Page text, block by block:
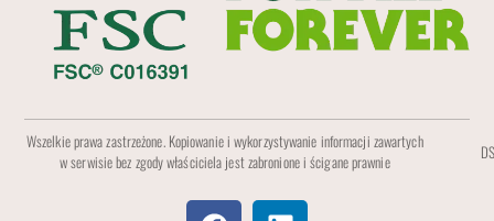
Wszelkie prawa zastrzeżone. Kopiowanie i wykorzystywanie informacji zawartych
w serwisie bez zgody właściciela jest zabronione i ścigane prawnie